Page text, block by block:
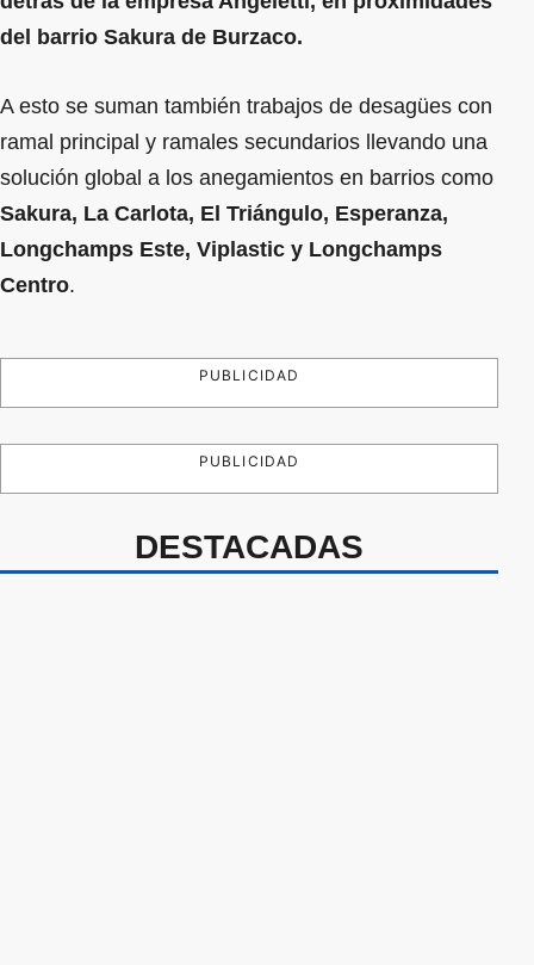
del barrio Sakura de Burzaco.
A esto se suman también trabajos de desagües con
ramal principal y ramales secundarios llevando una
solución global a los anegamientos en barrios como
Sakura, La Carlota, El Triángulo, Esperanza,
Longchamps Este, Viplastic y Longchamps
Centro.
PUBLICIDAD
PUBLICIDAD
DESTACADAS